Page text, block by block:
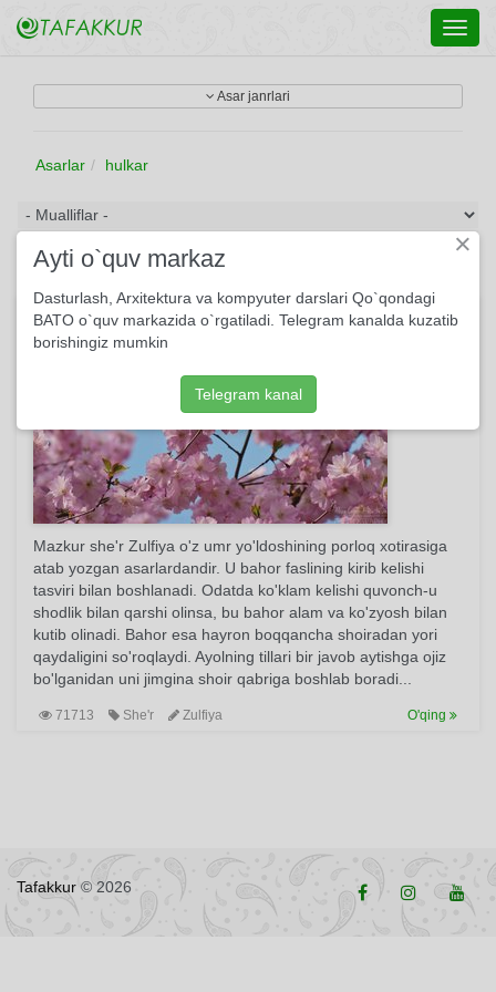
Asar janrlari
Asarlar hulkar
Bahor keldi seni so'roqlab...
Mazkur she'r Zulfiya o'z umr yo'ldoshining porloq xotirasiga
atab yozgan asarlardandir. U bahor faslining kirib kelishi
tasviri bilan boshlanadi. Odatda ko'klam kelishi quvonch-u
shodlik bilan qarshi olinsa, bu bahor alam va ko'zyosh bilan
kutib olinadi. Bahor esa hayron boqqancha shoiradan yori
qaydaligini so'roqlaydi. Ayolning tillari bir javob aytishga ojiz
bo'lganidan uni jimgina shoir qabriga boshlab boradi...
71713 She'r Zulfiya O'qing
Tafakkur © 2026
×
Ayti o`quv markaz
Dasturlash, Arxitektura va kompyuter darslari Qo`qondagi
BATO o`quv markazida o`rgatiladi. Telegram kanalda kuzatib
borishingiz mumkin
Telegram kanal